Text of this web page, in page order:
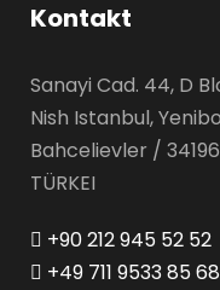
Kontakt
Sanayi Cad. 44, D
Nish Istanbul,
Bahcelievler /
TÜRKEI
+90 212 945 52 52
+49 711 9533 85 68